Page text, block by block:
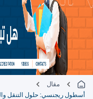
مقال
أسطول ريجنسي: حلول التنقل